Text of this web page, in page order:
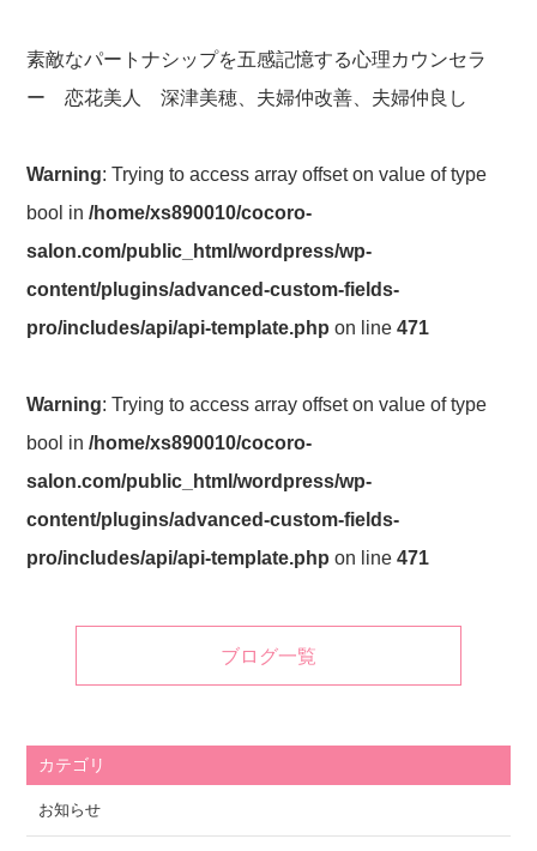
素敵なパートナシップを五感記憶する心理カウンセラ
ー 恋花美人 深津美穂、夫婦仲改善、夫婦仲良し
Warning: Trying to access array offset on value of type
bool in/home/xs890010/cocoro-
salon.com/public_html/wordpress/wp-
content/plugins/advanced-custom-fields-
pro/includes/api/api-template.php on line471
Warning: Trying to access array offset on value of type
bool in/home/xs890010/cocoro-
salon.com/public_html/wordpress/wp-
content/plugins/advanced-custom-fields-
pro/includes/api/api-template.php on line471
ブログ一覧
カテゴリ
お知らせ